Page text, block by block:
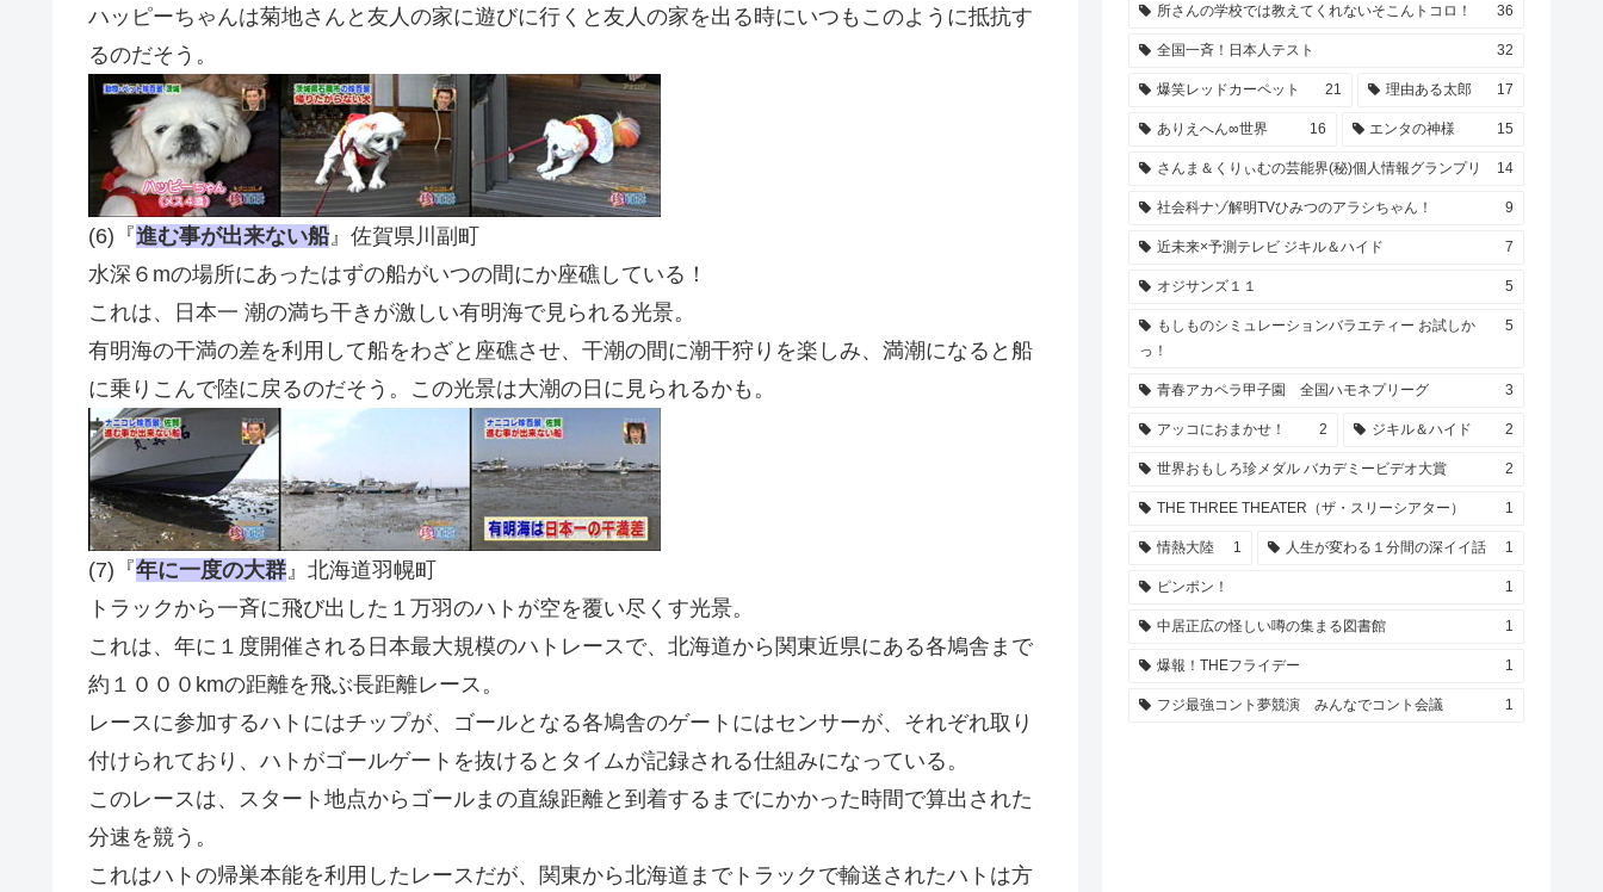
ハッピーちゃんは菊地さんと友人の家に遊びに行くと友人の家を出る時にいつもこのように抵抗す
るのだそう。
(6)『進む事が出来ない船』佐賀県川副町
水深６mの場所にあったはずの船がいつの間にか座礁している！
これは、日本一 潮の満ち干きが激しい有明海で見られる光景。
有明海の干満の差を利用して船をわざと座礁させ、干潮の間に潮干狩りを楽しみ、満潮になると船
に乗りこんで陸に戻るのだそう。この光景は大潮の日に見られるかも。
(7)『年に一度の大群 』北海道羽幌町
トラックから一斉に飛び出した１万羽のハトが空を覆い尽くす光景。
これは、年に１度開催される日本最大規模のハトレースで、北海道から関東近県にある各鳩舎まで
約１０００kmの距離を飛ぶ長距離レース。
レースに参加するハトにはチップが、ゴールとなる各鳩舎のゲートにはセンサーが、それぞれ取り
付けられており、ハトがゴールゲートを抜けるとタイムが記録される仕組みになっている。
このレースは、スタート地点からゴールまの直線距離と到着するまでにかかった時間で算出された
分速を競う。
これはハトの帰巣本能を利用したレースだが、関東から北海道までトラックで輸送されたハトは方
所さんの学校では教えてくれないそこんトコロ！ 36
全国一斉！日本人テスト 32
爆笑レッドカーペット 21 理由ある太郎 17
ありえへん∞世界 16 エンタの神様 15
さんま＆くりぃむの芸能界(秘)個人情報グランプリ 14
社会科ナゾ解明TVひみつのアラシちゃん！ 9
近未来×予測テレビ ジキル＆ハイド 7
オジサンズ１１ 5
もしものシミュレーションバラエティー お試しか
っ！
5
青春アカペラ甲子園 全国ハモネプリーグ 3
アッコにおまかせ！ 2 ジキル＆ハイド 2
世界おもしろ珍メダル バカデミービデオ大賞 2
THE THREE THEATER（ザ・スリーシアター） 1
情熱大陸 1 人生が変わる１分間の深イイ話 1
ピンポン！ 1
中居正広の怪しい噂の集まる図書館 1
爆報！THEフライデー 1
フジ最強コント夢競演 みんなでコント会議 1